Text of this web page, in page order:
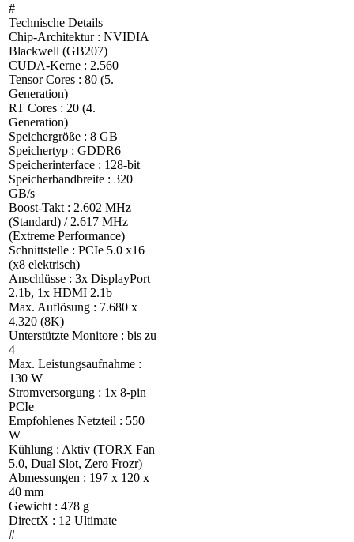
#
Technische Details
Chip-Architektur : NVIDIA
Blackwell (GB207)
CUDA-Kerne : 2.560
Tensor Cores : 80 (5.
Generation)
RT Cores : 20 (4.
Generation)
Speichergröße : 8 GB
Speichertyp : GDDR6
Speicherinterface : 128-bit
Speicherbandbreite : 320
GB/s
Boost-Takt : 2.602 MHz
(Standard) / 2.617 MHz
(Extreme Performance)
Schnittstelle : PCIe 5.0 x16
(x8 elektrisch)
Anschlüsse : 3x DisplayPort
2.1b, 1x HDMI 2.1b
Max. Auflösung : 7.680 x
4.320 (8K)
Unterstützte Monitore : bis zu
4
Max. Leistungsaufnahme :
130 W
Stromversorgung : 1x 8-pin
PCIe
Empfohlenes Netzteil : 550
W
Kühlung : Aktiv (TORX Fan
5.0, Dual Slot, Zero Frozr)
Abmessungen : 197 x 120 x
40 mm
Gewicht : 478 g
DirectX : 12 Ultimate
#